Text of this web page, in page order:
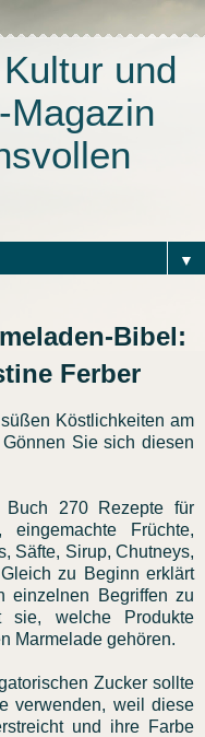
und
▼
Bibel:
Ferber
Köstlichkeiten am
Sie sich diesen
270 Rezepte für
eingemachte Früchte,
Säfte, Sirup, Chutneys,
zu Beginn erklärt
einzelnen Begriffen zu
sie, welche Produkte
Marmelade gehören.
Zucker sollte
verwenden, weil diese
und ihre Farbe